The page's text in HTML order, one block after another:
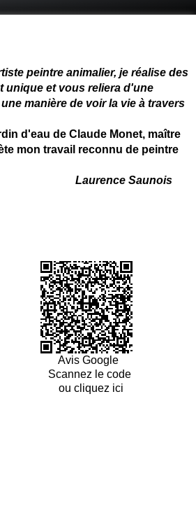
peintre animalier, je réalise des
unique et vous reliera d'une
manière de voir la vie à travers
d'eau de Claude Monet, maître
mon travail reconnu de peintre
Laurence Saunois
Avis Google
Scannez le code
ou cliquez ici